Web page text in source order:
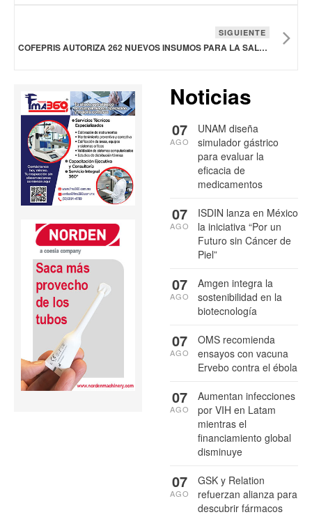
SIGUIENTE
COFEPRIS AUTORIZA 262 NUEVOS INSUMOS PARA LA SALUD EN LOS ÚLTIMOS QUINCE DÍAS
Noticias
UNAM diseña
simulador gástrico
para evaluar la
eficacia de
medicamentos
07
AGO
ISDIN lanza en México
la iniciativa “Por un
Futuro sin Cáncer de
Piel”
07
AGO
Amgen integra la
sostenibilidad en la
biotecnología
07
AGO
OMS recomienda
ensayos con vacuna
Ervebo contra el ébola
07
AGO
Aumentan infecciones
por VIH en Latam
mientras el
financiamiento global
disminuye
07
AGO
GSK y Relation
refuerzan alianza para
descubrir fármacos
07
AGO